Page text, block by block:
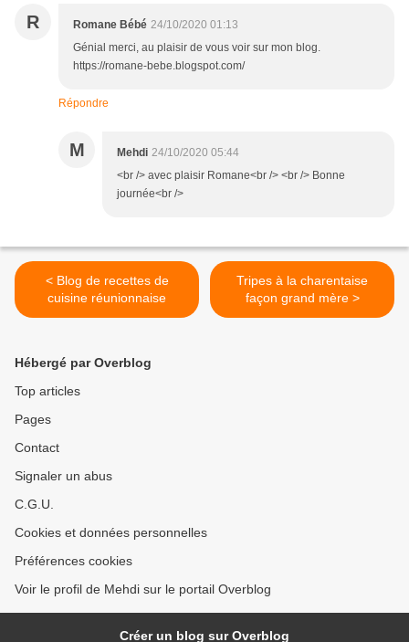
R Romane Bébé 24/10/2020 01:13
Génial merci, au plaisir de vous voir sur mon blog.
https://romane-bebe.blogspot.com/
Répondre
M Mehdi 24/10/2020 05:44
<br /> avec plaisir Romane<br /> <br /> Bonne
journée<br />
< Blog de recettes de
cuisine réunionnaise
Tripes à la charentaise
façon grand mère >
Hébergé par Overblog
Top articles
Pages
Contact
Signaler un abus
C.G.U.
Cookies et données personnelles
Préférences cookies
Voir le profil de Mehdi sur le portail Overblog
Créer un blog sur Overblog